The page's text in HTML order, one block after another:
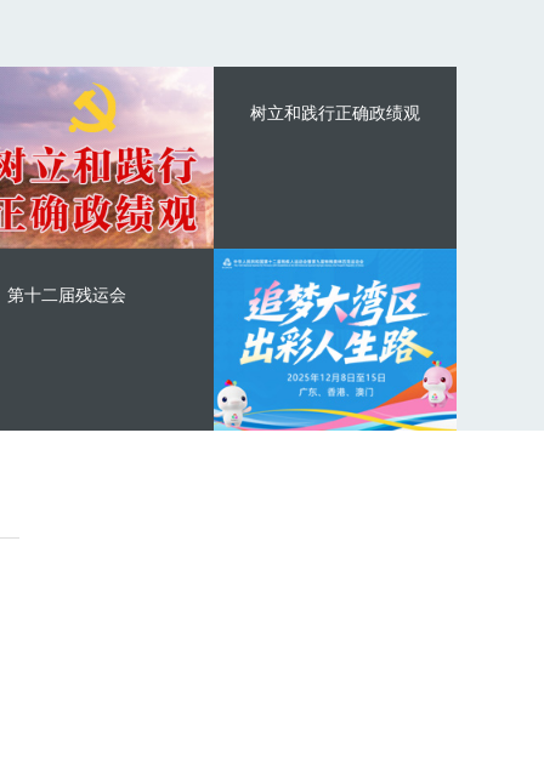
树立和践行正确政绩观
第十二届残运会